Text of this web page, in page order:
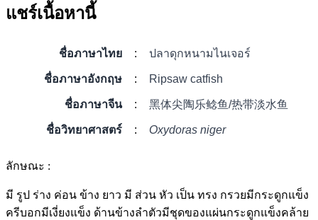
แชร์เนื้อหานี้
ชื่อภาษาไทย : ปลาดุกหนามไนเจอร์
ชื่อภาษาอังกฤษ : Ripsaw catfish
ชื่อภาษาจีน : 黑体尖陶乐鲶鱼/热带淡水鱼
ชื่อวิทยาศาสตร์ : Oxydoras niger
ลักษณะ :
มี รูป ร่าง ค่อน ข้าง ยาว มี ส่วน หัว เป็น ทรง กรวยมีกระดูกแข็ง
ครีบอกมีเงี่ยงแข็ง ด้านข้างลำตัวมีชุดของแผ่นกระดูกแข็งคล้าย